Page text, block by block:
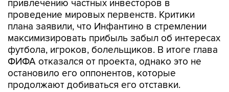
привлечению частных инвесторов в
проведение мировых первенств. Критики
плана заявили, что Инфантино в стремлении
максимизировать прибыль забыл об интересах
футбола, игроков, болельщиков. В итоге глава
ФИФА отказался от проекта, однако это не
остановило его оппонентов, которые
продолжают добиваться его отставки.